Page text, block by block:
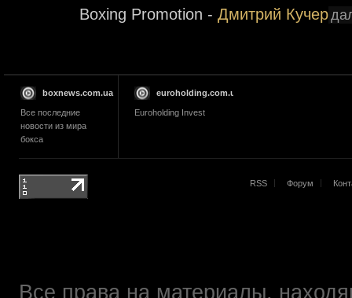
Boxing Promotion - Дмитрий Кучер
boxnews.com.ua
Все последние
новости из мира
бокса
euroholding.com.ua
Euroholding Invest
RSS Форум
Все права на материалы,